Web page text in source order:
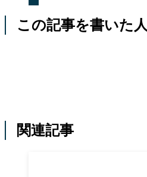
この記事を書いた人
関連記事